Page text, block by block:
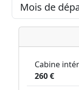
Cabine
260 €